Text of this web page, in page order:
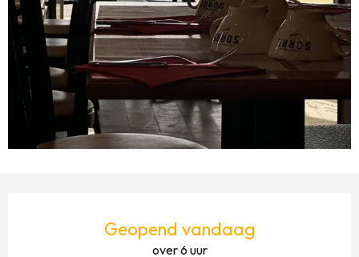
Geopend vandaag
over 6 uur